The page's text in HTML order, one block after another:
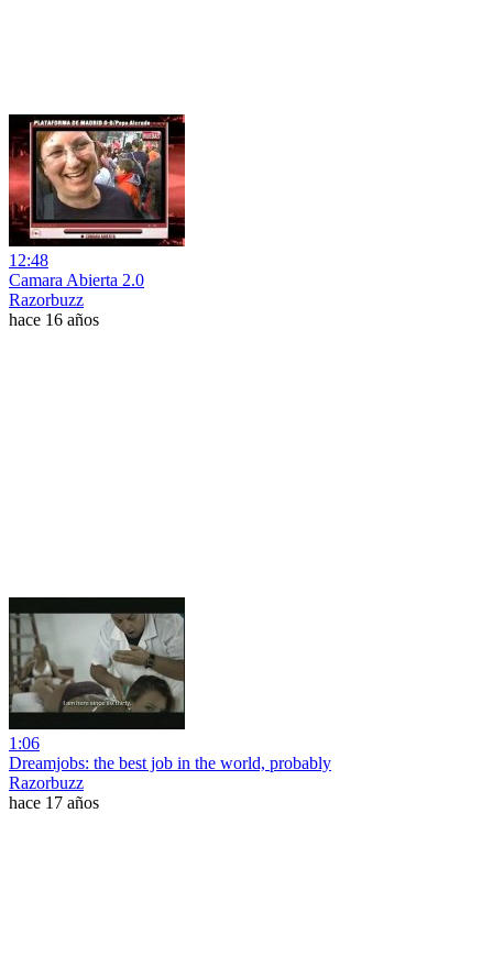
12:48
Camara Abierta 2.0
Razorbuzz
hace 16 años
1:06
Dreamjobs: the best job in the world, probably
Razorbuzz
hace 17 años